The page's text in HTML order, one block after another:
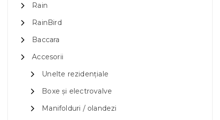
Rain
RainBird
Baccara
Accesorii
Unelte rezidențiale
Boxe și electrovalve
Manifolduri / olandezi